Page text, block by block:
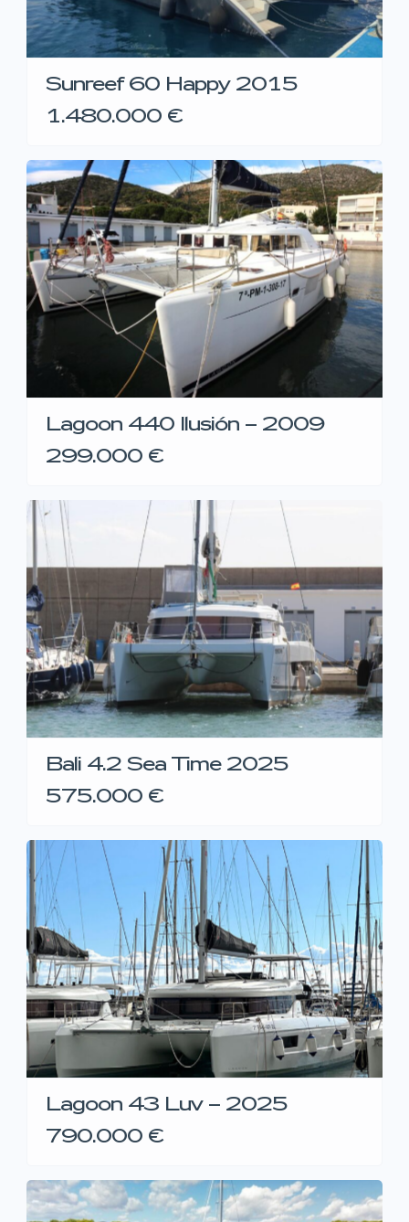
Sunreef 60 Happy 2015
1.480.000 €
Lagoon 440 Ilusión – 2009
299.000 €
Bali 4.2 Sea Time 2025
575.000 €
Lagoon 43 Luv – 2025
790.000 €